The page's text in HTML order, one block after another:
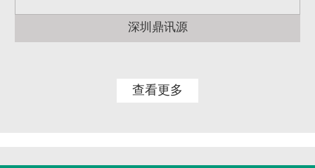
深圳鼎讯源
查看更多